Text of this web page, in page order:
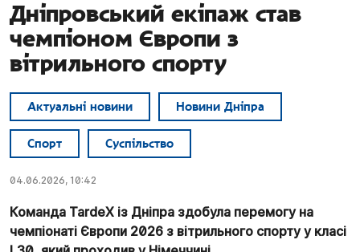
Дніпровський екіпаж став
чемпіоном Європи з
вітрильного спорту
Актуальні новини Новини Дніпра
Спорт Суспільство
04.06.2026, 10:42
Команда TardeX із Дніпра здобула перемогу на
чемпіонаті Європи 2026 з вітрильного спорту у класі